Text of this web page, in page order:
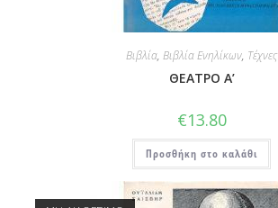
Βιβλία, Βιβλία Ενηλίκων, Τέχνες
ΘΕΑΤΡΟ Α’
€13.80
Προσθήκη στο καλάθι